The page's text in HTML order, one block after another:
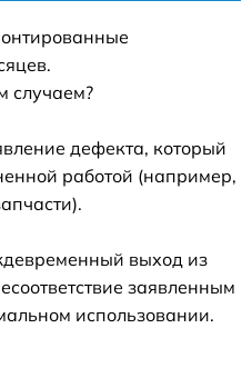
случаем?
дефекта, который
работой (например,
выход из
заявленным
использовании.